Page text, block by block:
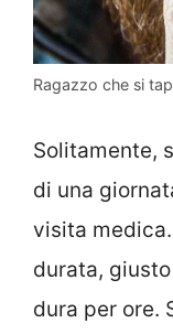
Ragazzo che si
Solitamente,
di una
visita
durata,
dura per ore.